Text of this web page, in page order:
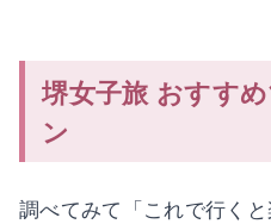
堺女子旅 おすす
ン
調べてみて「これで行く